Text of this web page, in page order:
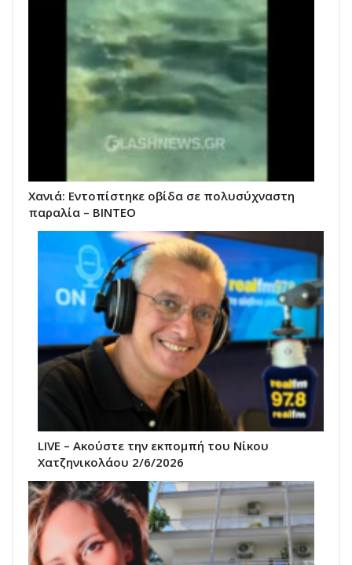
Χανιά: Εντοπίστηκε οβίδα σε πολυσύχναστη
παραλία – ΒΙΝΤΕΟ
LIVE – Ακούστε την εκπομπή του Νίκου
Χατζηνικολάου 2/6/2026